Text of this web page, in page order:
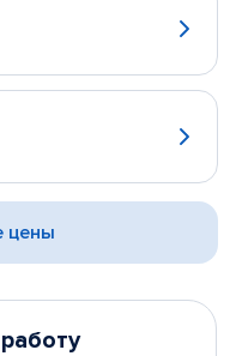
цены